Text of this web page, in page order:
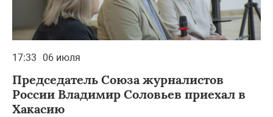
17:33 06 июля
Председатель Союза журналистов
России Владимир Соловьев приехал в
Хакасию